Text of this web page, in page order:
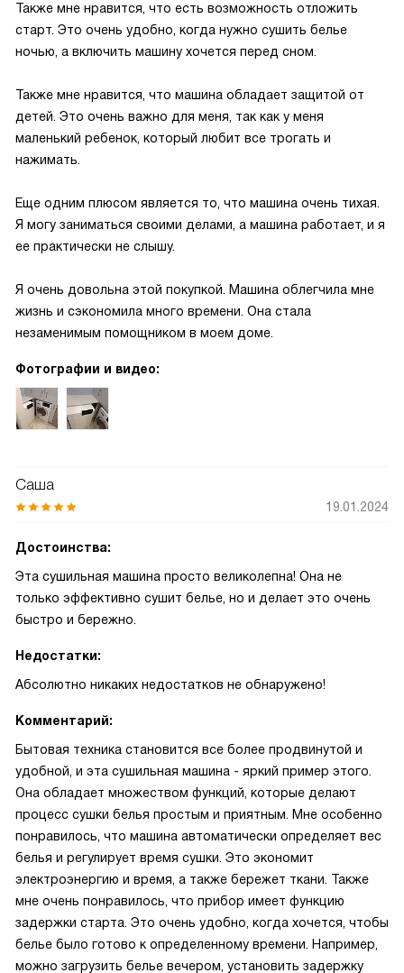
Также мне нравится, что есть возможность отложить
старт. Это очень удобно, когда нужно сушить белье
ночью, а включить машину хочется перед сном.
Также мне нравится, что машина обладает защитой от
детей. Это очень важно для меня, так как у меня
маленький ребенок, который любит все трогать и
нажимать.
Еще одним плюсом является то, что машина очень тихая.
Я могу заниматься своими делами, а машина работает, и я
ее практически не слышу.
Я очень довольна этой покупкой. Машина облегчила мне
жизнь и сэкономила много времени. Она стала
незаменимым помощником в моем доме.
Фотографии и видео:
Саша
19.01.2024
Достоинства:
Эта сушильная машина просто великолепна! Она не
только эффективно сушит белье, но и делает это очень
быстро и бережно.
Недостатки:
Абсолютно никаких недостатков не обнаружено!
Комментарий:
Бытовая техника становится все более продвинутой и
удобной, и эта сушильная машина - яркий пример этого.
Она обладает множеством функций, которые делают
процесс сушки белья простым и приятным. Мне особенно
понравилось, что машина автоматически определяет вес
белья и регулирует время сушки. Это экономит
электроэнергию и время, а также бережет ткани. Также
мне очень понравилось, что прибор имеет функцию
задержки старта. Это очень удобно, когда хочется, чтобы
белье было готово к определенному времени. Например,
можно загрузить белье вечером, установить задержку